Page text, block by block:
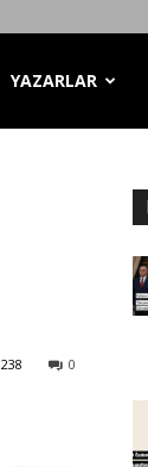
YAZARLAR
0
238